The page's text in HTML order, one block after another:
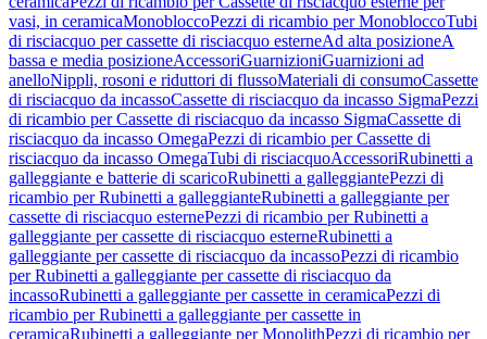
vasi, in ceramicaMonobloccoPezzi di ricambio per MonobloccoTubi
di risciacquo per cassette di risciacquo esterneAd alta posizioneA
bassa e media posizioneAccessoriGuarnizioniGuarnizioni ad
anelloNippli, rosoni e riduttori di flussoMateriali di consumoCassette
di risciacquo da incassoCassette di risciacquo da incasso SigmaPezzi
di ricambio per Cassette di risciacquo da incasso SigmaCassette di
risciacquo da incasso OmegaPezzi di ricambio per Cassette di
risciacquo da incasso OmegaTubi di risciacquoAccessoriRubinetti a
galleggiante e batterie di scaricoRubinetti a galleggiantePezzi di
ricambio per Rubinetti a galleggianteRubinetti a galleggiante per
cassette di risciacquo esternePezzi di ricambio per Rubinetti a
galleggiante per cassette di risciacquo esterneRubinetti a
galleggiante per cassette di risciacquo da incassoPezzi di ricambio
per Rubinetti a galleggiante per cassette di risciacquo da
incassoRubinetti a galleggiante per cassette in ceramicaPezzi di
ricambio per Rubinetti a galleggiante per cassette in
ceramicaRubinetti a galleggiante per MonolithPezzi di ricambio per